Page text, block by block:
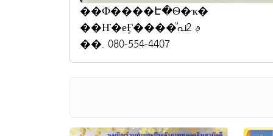
��Ф����Է�Ѳ�ҡ�
��Ҥ�еӺ����ͧപࢵ 2
��. 080-554-4407